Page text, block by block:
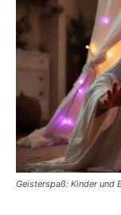
Geisterspaß: Kinder und